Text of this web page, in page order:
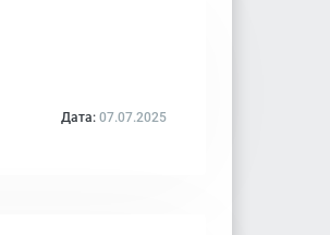
Дата: 07.07.2025